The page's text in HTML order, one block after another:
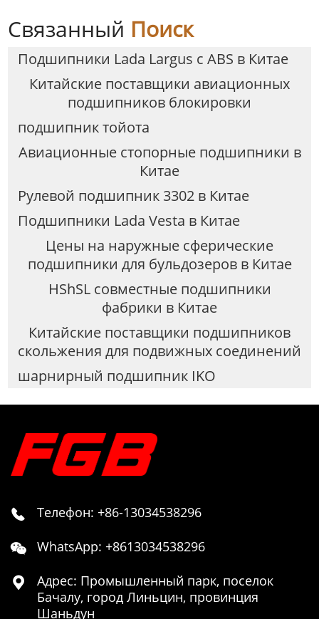
Связанный Поиск
Подшипники Lada Largus с ABS в Китае
Китайские поставщики авиационных
подшипников блокировки
подшипник тойота
Авиационные стопорные подшипники в
Китае
Рулевой подшипник 3302 в Китае
Подшипники Lada Vesta в Китае
Цены на наружные сферические
подшипники для бульдозеров в Китае
HShSL совместные подшипники
фабрики в Китае
Китайские поставщики подшипников
скольжения для подвижных соединений
шарнирный подшипник IKO
 Телефон: +86-13034538296
 WhatsApp: +8613034538296

Адрес: Промышленный парк, поселок
Бачалу, город Линьцин, провинция
Шаньдун